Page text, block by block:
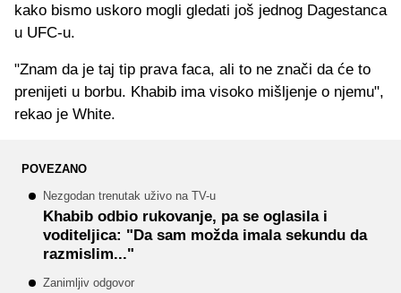
kako bismo uskoro mogli gledati još jednog Dagestanca
u UFC-u.
"Znam da je taj tip prava faca, ali to ne znači da će to
prenijeti u borbu. Khabib ima visoko mišljenje o njemu",
rekao je White.
POVEZANO
Nezgodan trenutak uživo na TV-u
Khabib odbio rukovanje, pa se oglasila i
voditeljica: "Da sam možda imala sekundu da
razmislim..."
Zanimljiv odgovor